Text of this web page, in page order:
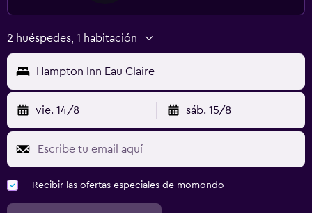
2 huéspedes, 1 habitación
Hampton Inn Eau Claire
vie. 14/8 sáb. 15/8
Recibir las ofertas especiales de momondo